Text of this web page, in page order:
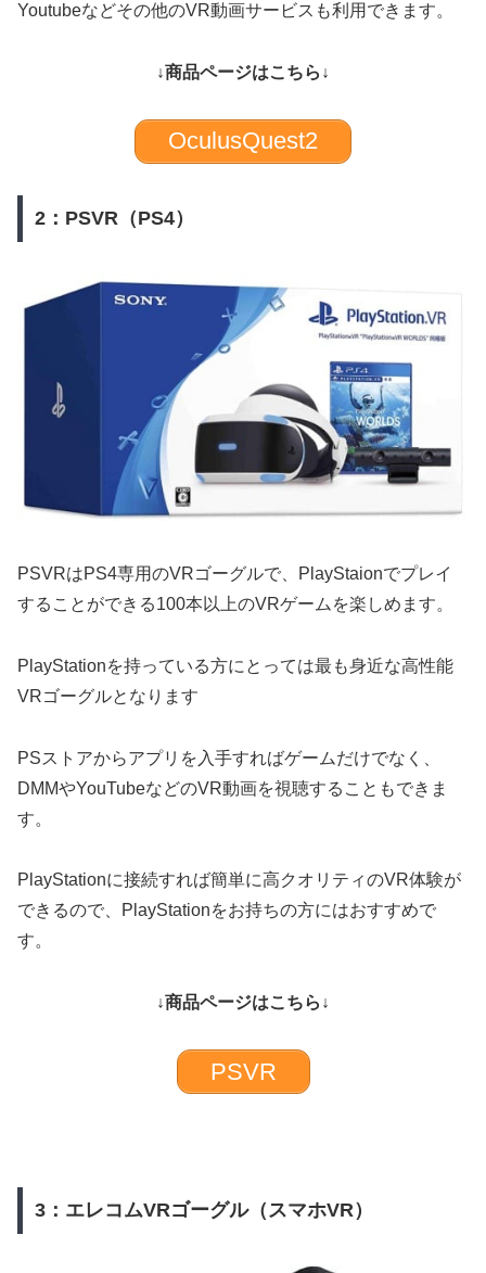
Youtubeなどその他のVR動画サービスも利用できます。
↓商品ページはこちら↓
OculusQuest2
2：PSVR（PS4）
PSVRはPS4専用のVRゴーグルで、PlayStaionでプレイ
することができる100本以上のVRゲームを楽しめます。
PlayStationを持っている方にとっては最も身近な高性能
VRゴーグルとなります
PSストアからアプリを入手すればゲームだけでなく、
DMMやYouTubeなどのVR動画を視聴することもできま
す。
PlayStationに接続すれば簡単に高クオリティのVR体験が
できるので、PlayStationをお持ちの方にはおすすめで
す。
↓商品ページはこちら↓
PSVR
3：エレコムVRゴーグル（スマホVR）